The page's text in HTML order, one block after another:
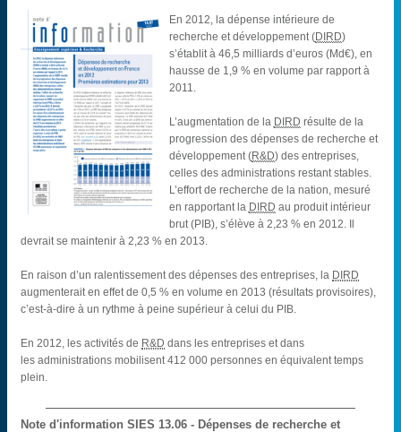
En 2012, la dépense intérieure de
recherche et développement (DIRD)
s’établit à 46,5 milliards d’euros (Md€), en
hausse de 1,9 % en volume par rapport à
2011.
L’augmentation de la DIRD résulte de la
progression des dépenses de recherche et
développement (R&D) des entreprises,
celles des administrations restant stables.
L’effort de recherche de la nation, mesuré
en rapportant la DIRD au produit intérieur
brut (PIB), s’élève à 2,23 % en 2012. Il
devrait se maintenir à 2,23 % en 2013.
En raison d’un ralentissement des dépenses des entreprises, la DIRD
augmenterait en effet de 0,5 % en volume en 2013 (résultats provisoires),
c’est-à-dire à un rythme à peine supérieur à celui du PIB.
En 2012, les activités de R&D dans les entreprises et dans
les administrations mobilisent 412 000 personnes en équivalent temps
plein.
Note d'information SIES 13.06 - Dépenses de recherche et